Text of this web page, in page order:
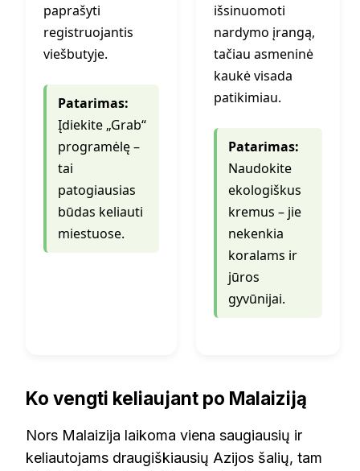
paprašyti
registruojantis
viešbutyje.
Patarimas:
Įdiekite „Grab“
programėlę –
tai
patogiausias
būdas keliauti
miestuose.
išsinuomoti
nardymo įrangą,
tačiau asmeninė
kaukė visada
patikimiau.
Patarimas:
Naudokite
ekologiškus
kremus – jie
nekenkia
koralams ir
jūros
gyvūnijai.
Ko vengti keliaujant po Malaiziją
Nors Malaizija laikoma viena saugiausių ir
keliautojams draugiškiausių Azijos šalių, tam